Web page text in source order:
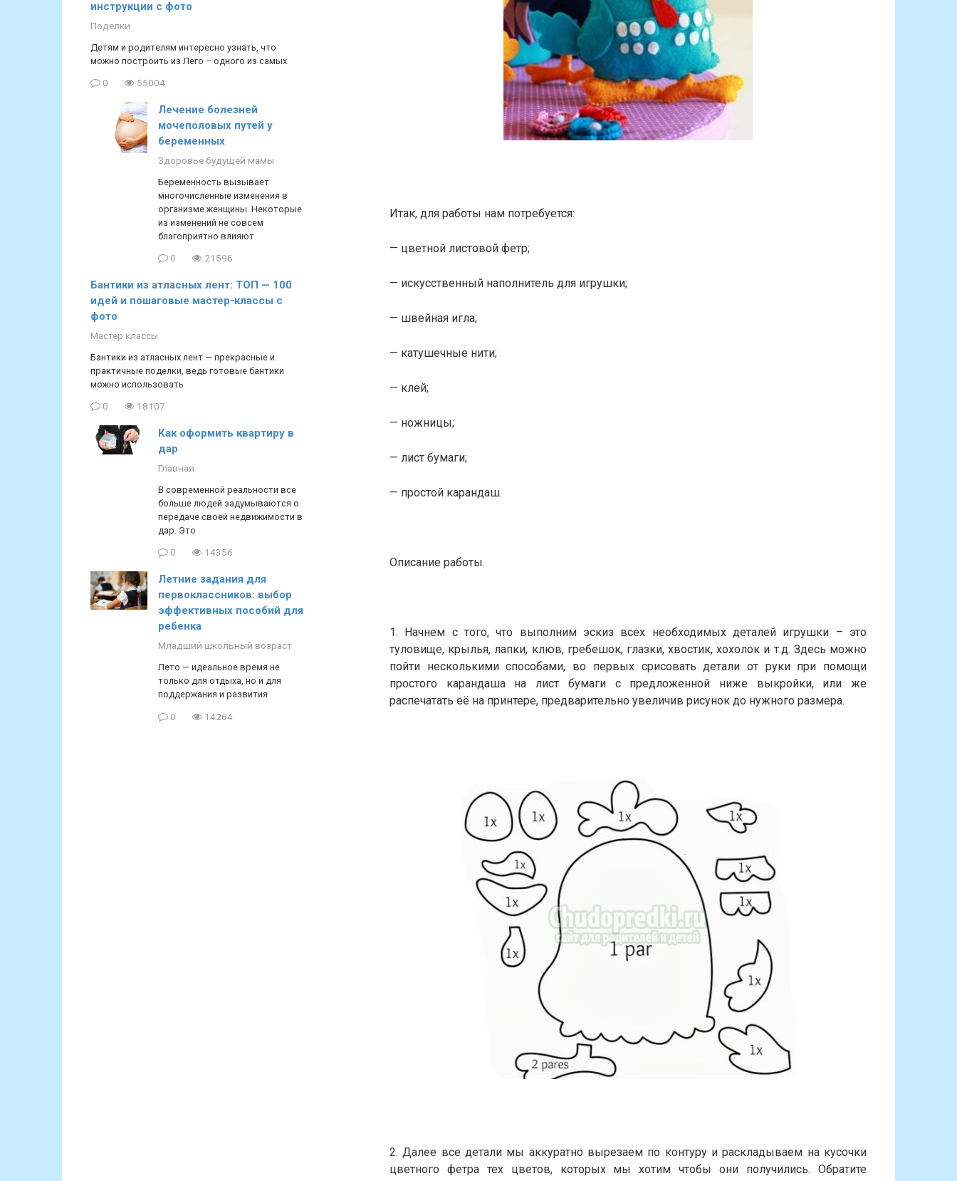
Итак, для работы нам потребуется:
— цветной листовой фетр;
— искусственный наполнитель для игрушки;
— швейная игла;
— катушечные нити;
— клей;
— ножницы;
— лист бумаги;
— простой карандаш.
Описание работы.
1. Начнем с того, что выполним эскиз всех необходимых деталей игрушки – это
туловище, крылья, лапки, клюв, гребешок, глазки, хвостик, хохолок и т.д. Здесь можно
пойти несколькими способами, во первых срисовать детали от руки при помощи
простого карандаша на лист бумаги с предложенной ниже выкройки, или же
распечатать её на принтере, предварительно увеличив рисунок до нужного размера.
2. Далее все детали мы аккуратно вырезаем по контуру и раскладываем на кусочки
цветного фетра тех цветов, которых мы хотим чтобы они получились. Обратите
инструкции с фото
Поделки
Детям и родителям интересно узнать, что
можно построить из Лего – одного из самых
0 55004
Лечение болезней
мочеполовых путей у
беременных
Здоровье будущей мамы
Беременность вызывает
многочисленные изменения в
организме женщины. Некоторые
из изменений не совсем
благоприятно влияют
0 21596
Бантики из атласных лент: ТОП — 100
идей и пошаговые мастер-классы с
фото
Мастер классы
Бантики из атласных лент — прекрасные и
практичные поделки, ведь готовые бантики
можно использовать
0 18107
Как оформить квартиру в
дар
Главная
В современной реальности все
больше людей задумываются о
передаче своей недвижимости в
дар. Это
0 14356
Летние задания для
первоклассников: выбор
эффективных пособий для
ребенка
Младший школьный возраст
Лето — идеальное время не
только для отдыха, но и для
поддержания и развития
0 14264